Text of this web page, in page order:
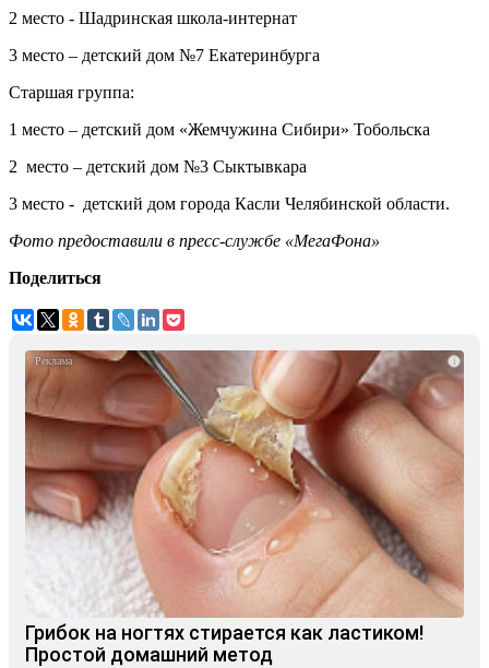
2 место - Шадринская школа-интернат
3 место – детский дом №7 Екатеринбурга
Старшая группа:
1 место – детский дом «Жемчужина Сибири» Тобольска
2 место – детский дом №3 Сыктывкара
3 место - детский дом города Касли Челябинской области.
Фото предоставили в пресс-службе «МегаФона»
Поделиться
i
Грибок на ногтях стирается как ластиком!
Простой домашний метод